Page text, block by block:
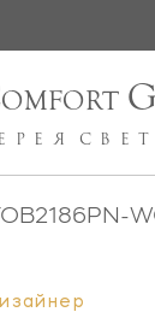
OMFORT